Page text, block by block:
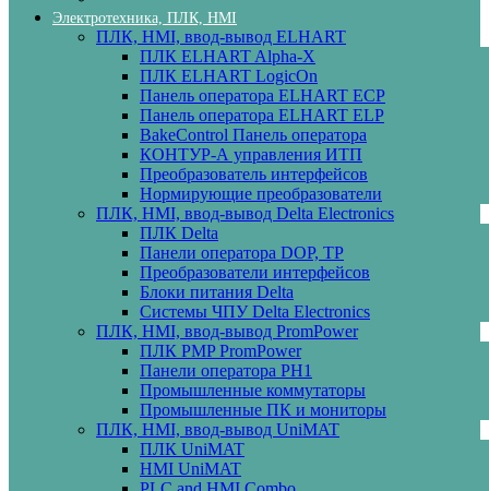
Электротехника, ПЛК, HMI
ПЛК, HMI, ввод-вывод ELHART
ПЛК ELHART Alpha-X
ПЛК ELHART LogicOn
Панель оператора ELHART ECP
Панель оператора ELHART ELP
BakeControl Панель оператора
КОНТУР-А управления ИТП
Преобразователь интерфейсов
Нормирующие преобразователи
ПЛК, HMI, ввод-вывод Delta Electronics
ПЛК Delta
Панели оператора DOP, TP
Преобразователи интерфейсов
Блоки питания Delta
Системы ЧПУ Delta Electronics
ПЛК, HMI, ввод-вывод PromPower
ПЛК PMP PromPower
Панели оператора PH1
Промышленные коммутаторы
Промышленные ПК и мониторы
ПЛК, HMI, ввод-вывод UniMAT
ПЛК UniMAT
HMI UniMAT